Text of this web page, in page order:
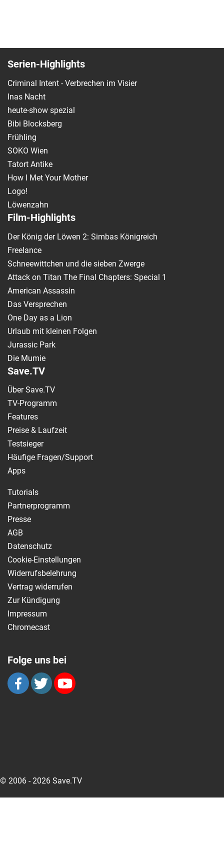
Serien-Highlights
Criminal Intent - Verbrechen im Visier
Inas Nacht
heute-show spezial
Bibi Blocksberg
Frühling
SOKO Wien
Tatort Antike
How I Met Your Mother
Logo!
Löwenzahn
Film-Highlights
Der König der Löwen 2: Simbas Königreich
Freelance
Schneewittchen und die sieben Zwerge
Attack on Titan The Final Chapters: Special 1
American Assassin
Das Versprechen
One Day as a Lion
Urlaub mit kleinen Folgen
Jurassic Park
Die Mumie
Save.TV
Über Save.TV
TV-Programm
Features
Preise & Laufzeit
Testsieger
Häufige Fragen/Support
Apps
Tutorials
Partnerprogramm
Presse
AGB
Datenschutz
Cookie-Einstellungen
Widerrufsbelehrung
Vertrag widerrufen
Zur Kündigung
Impressum
Chromecast
Folge uns bei
© 2006 - 2026 Save.TV